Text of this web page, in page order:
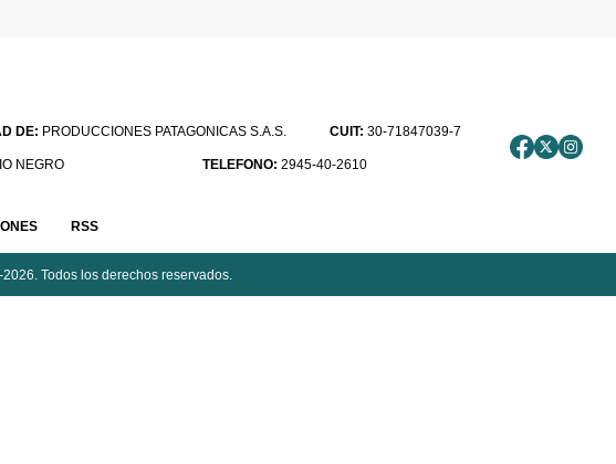
DE: PRODUCCIONES PATAGONICAS S.A.S. CUIT: 30-71847039-7
NEGRO TELEFONO: 2945-40-2610
RSS
Todos los derechos reservados.